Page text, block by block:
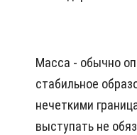
Масса - обычно
стабильное
нечеткими
выступать не